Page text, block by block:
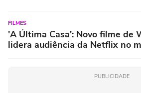
FILMES
'A Última Casa': Novo filme de
lidera audiência da Netflix no
PUBLICIDADE